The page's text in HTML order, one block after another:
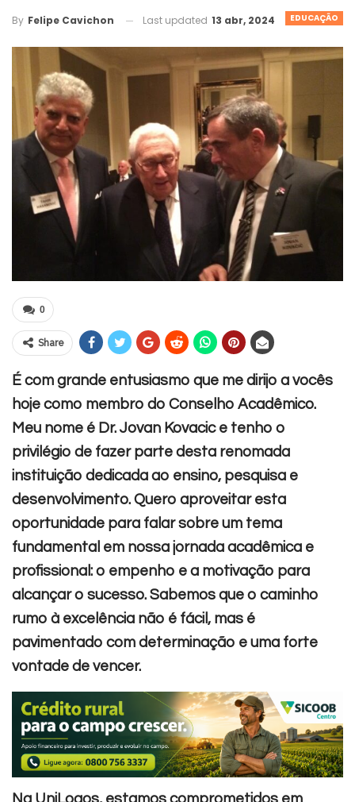
EDUCAÇÃO
By Felipe Cavichon Last updated 13 abr, 2024
0
Share
É com grande entusiasmo que me dirijo a vocês
hoje como membro do Conselho Acadêmico.
Meu nome é Dr. Jovan Kovacic e tenho o
privilégio de fazer parte desta renomada
instituição dedicada ao ensino, pesquisa e
desenvolvimento. Quero aproveitar esta
oportunidade para falar sobre um tema
fundamental em nossa jornada acadêmica e
profissional: o empenho e a motivação para
alcançar o sucesso. Sabemos que o caminho
rumo à excelência não é fácil, mas é
pavimentado com determinação e uma forte
vontade de vencer.
Na UniLogos, estamos comprometidos em